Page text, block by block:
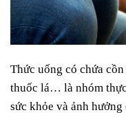
Thức uống có chứa
thuốc lá… là nhóm
sức khỏe và ảnh